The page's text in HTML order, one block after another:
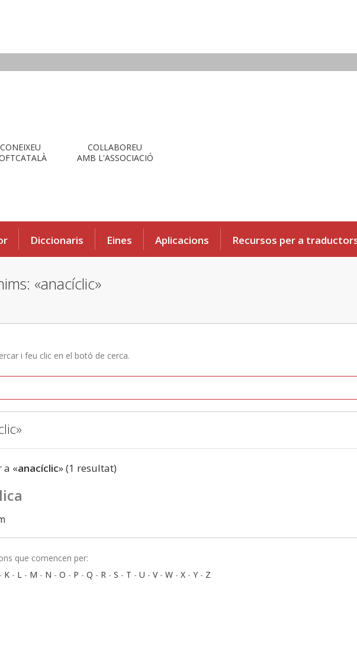
CONEIXEU
COL·LABOREU
AMB L'ASSOCIACIÓ
Diccionaris Eines Aplicacions Recursos per a
«anacíclic»
i feu clic en el botó de cerca.
a «anacíclic» (1 resultat)
que comencen per:
- K - L - M - N - O - P - Q - R - S - T - U - V- W - X - Y - Z